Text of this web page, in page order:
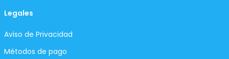
Legales
Aviso de Privacidad
Métodos de pago